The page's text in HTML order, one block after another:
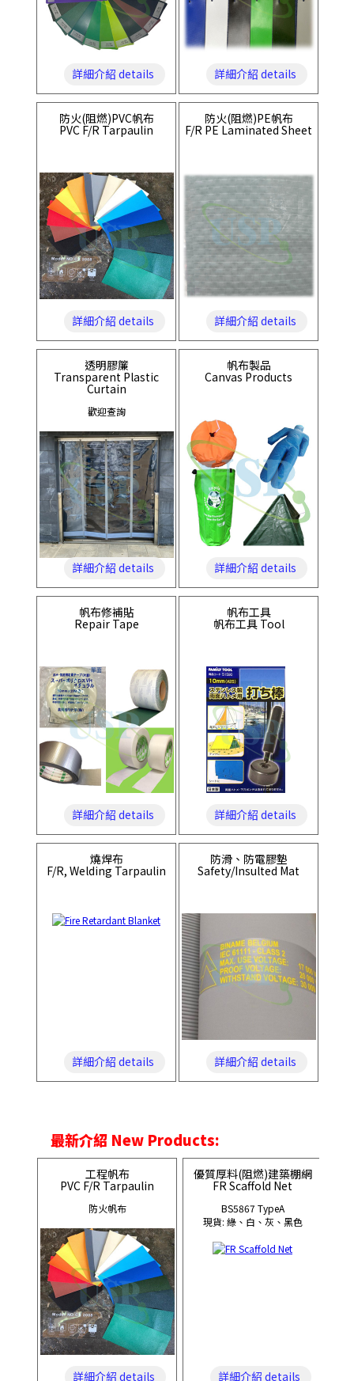
詳細介紹 details 詳細介紹 details
防火(阻燃)PVC帆布
PVC F/R Tarpaulin
詳細介紹 details
防火(阻燃)PE帆布
F/R PE Laminated Sheet
詳細介紹 details
透明膠簾
Transparent Plastic
Curtain
歡迎查詢
詳細介紹 details
帆布製品
Canvas Products
詳細介紹 details
帆布修補貼
Repair Tape
詳細介紹 details
帆布工具
帆布工具 Tool
詳細介紹 details
燒焊布
F/R, Welding Tarpaulin
詳細介紹 details
防滑、防電膠墊
Safety/Insulted Mat
詳細介紹 details
最新介紹 New Products:
工程帆布
PVC F/R Tarpaulin
防火帆布
詳細介紹 details
優質厚料(阻燃)建築棚網
FR Scaffold Net
BS5867 TypeA
現貨: 綠、白、灰、黑色
詳細介紹 details